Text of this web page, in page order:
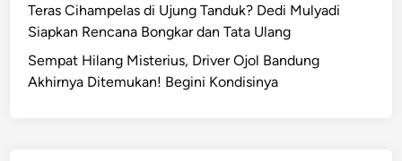
Teras Cihampelas di Ujung Tanduk? Dedi Mulyadi
Siapkan Rencana Bongkar dan Tata Ulang
Sempat Hilang Misterius, Driver Ojol Bandung
Akhirnya Ditemukan! Begini Kondisinya